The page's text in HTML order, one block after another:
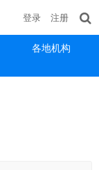
各地机构
登录 注册